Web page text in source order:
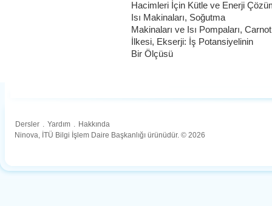
Hacimleri İçin Kütle ve Enerji
Isı Makinaları, Soğutma
Makinaları ve Isı Pompaları,
İlkesi, Ekserji: İş Potansiyelinin
Bir Ölçüsü
Dersler . Yardım . Hakkında
Ninova, İTÜ Bilgi İşlem Daire Başkanlığı ürünüdür. © 2026